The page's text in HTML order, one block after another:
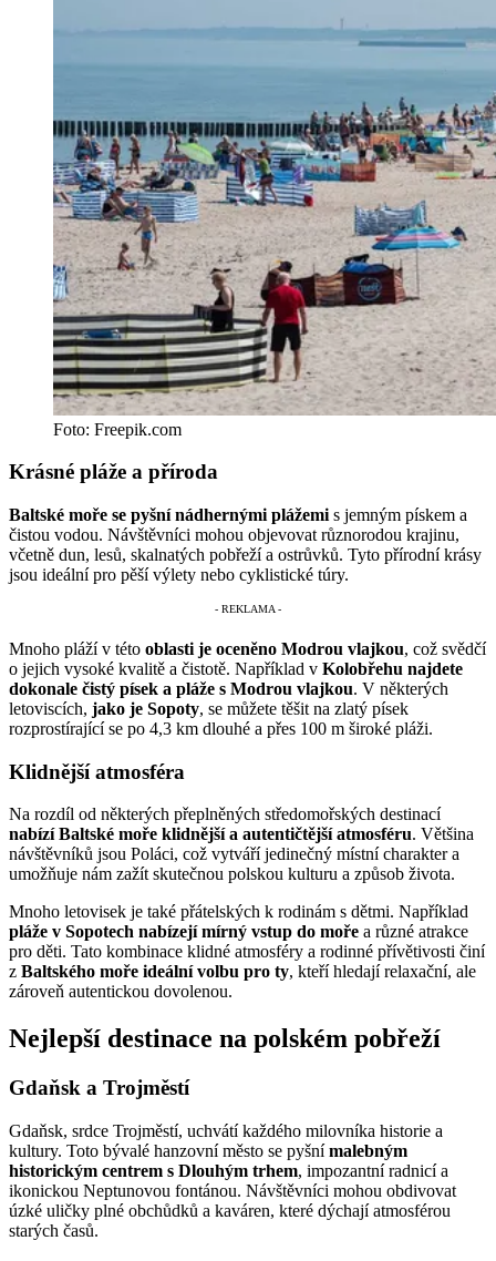
Foto: Freepik.com
Krásné pláže a příroda
Baltské moře se pyšní nádhernými plážemi s jemným pískem a
čistou vodou. Návštěvníci mohou objevovat různorodou krajinu,
včetně dun, lesů, skalnatých pobřeží a ostrůvků. Tyto přírodní krásy
jsou ideální pro pěší výlety nebo cyklistické túry.
Mnoho pláží v této oblasti je oceněno Modrou vlajkou, což svědčí
o jejich vysoké kvalitě a čistotě. Například v Kolobřehu najdete
dokonale čistý písek a pláže s Modrou vlajkou. V některých
letoviscích, jako je Sopoty, se můžete těšit na zlatý písek
rozprostírající se po 4,3 km dlouhé a přes 100 m široké pláži.
Klidnější atmosféra
Na rozdíl od některých přeplněných středomořských destinací
nabízí Baltské moře klidnější a autentičtější atmosféru. Většina
návštěvníků jsou Poláci, což vytváří jedinečný místní charakter a
umožňuje nám zažít skutečnou polskou kulturu a způsob života.
Mnoho letovisek je také přátelských k rodinám s dětmi. Například
pláže v Sopotech nabízejí mírný vstup do moře a různé atrakce
pro děti. Tato kombinace klidné atmosféry a rodinné přívětivosti činí
z Baltského moře ideální volbu pro ty, kteří hledají relaxační, ale
zároveň autentickou dovolenou.
Nejlepší destinace na polském pobřeží
Gdaňsk a Trojměstí
Gdaňsk, srdce Trojměstí, uchvátí každého milovníka historie a
kultury. Toto bývalé hanzovní město se pyšnímalebným
historickým centrem s Dlouhým trhem, impozantní radnicí a
ikonickou Neptunovou fontánou. Návštěvníci mohou obdivovat
úzké uličky plné obchůdků a kaváren, které dýchají atmosférou
starých časů.